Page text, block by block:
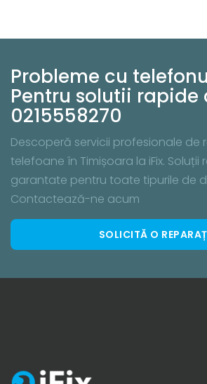
Probleme cu
Pentru solutii rapide
0215558270
Descoperă servicii profesionale de
telefoane în Timișoara la iFix. Soluții
garantate pentru toate tipurile de
Contactează-ne acum
SOLICITĂ O